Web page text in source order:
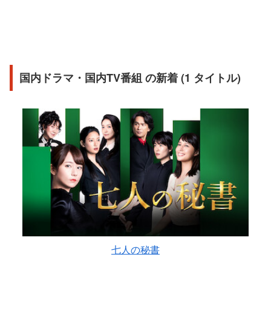
国内ドラマ・国内TV番組 の新着 (1 タイトル)
七人の秘書